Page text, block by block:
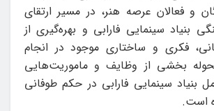
و فعالان عرصه هنر، در مسیر ارتقای
بنیاد سینمایی فارابی و بهره‌گیری از
فکری و ساختاری موجود در انجام
بخشی از وظایف و ماموریت‌هایی
بنیاد سینمایی فارابی در حکم طوفانی
است.